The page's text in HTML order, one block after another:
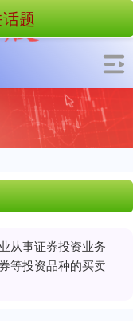
从事证券投资业务
等投资品种的买卖
题